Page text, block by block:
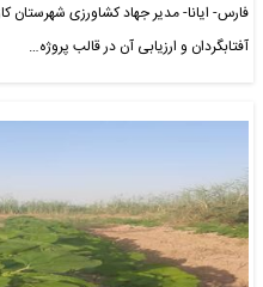
فارس- ایانا- مدیر جهاد کشاورزی شهرستان
آفتابگردان و ارزیابی آن در قالب پروژه…